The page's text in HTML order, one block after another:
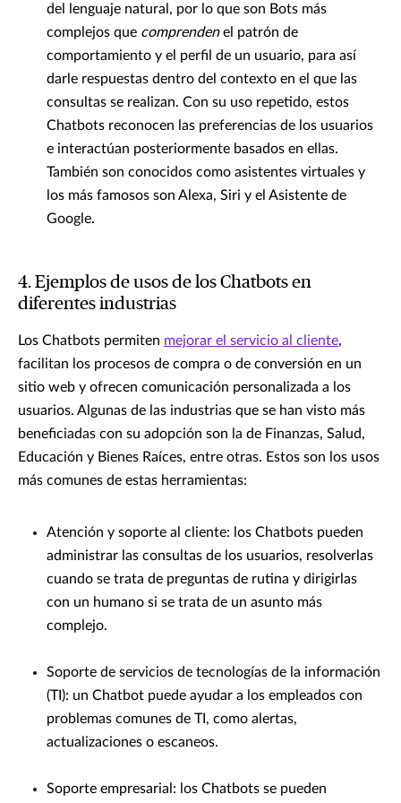
del lenguaje natural, por lo que son Bots más
complejos que comprendenel patrón de
comportamiento y el perfil de un usuario, para así
darle respuestas dentro del contexto en el que las
consultas se realizan. Con su uso repetido, estos
Chatbots reconocen las preferencias de los usuarios
e interactúan posteriormente basados en ellas.
También son conocidos como asistentes virtuales y
los más famosos son Alexa, Siri y el Asistente de
Google.
4. Ejemplos de usos de los Chatbots en
diferentes industrias
Los Chatbots permiten mejorar el servicio al cliente,
facilitan los procesos de compra o de conversión en un
sitio web y ofrecen comunicación personalizada a los
usuarios. Algunas de las industrias que se han visto más
beneficiadas con su adopción son la de Finanzas, Salud,
Educación y Bienes Raíces, entre otras. Estos son los usos
más comunes de estas herramientas:
Atención y soporte al cliente: los Chatbots pueden
administrar las consultas de los usuarios, resolverlas
cuando se trata de preguntas de rutina y dirigirlas
con un humano si se trata de un asunto más
complejo.
Soporte de servicios de tecnologías de la información
(TI): un Chatbot puede ayudar a los empleados con
problemas comunes de TI, como alertas,
actualizaciones o escaneos.
Soporte empresarial: los Chatbots se pueden